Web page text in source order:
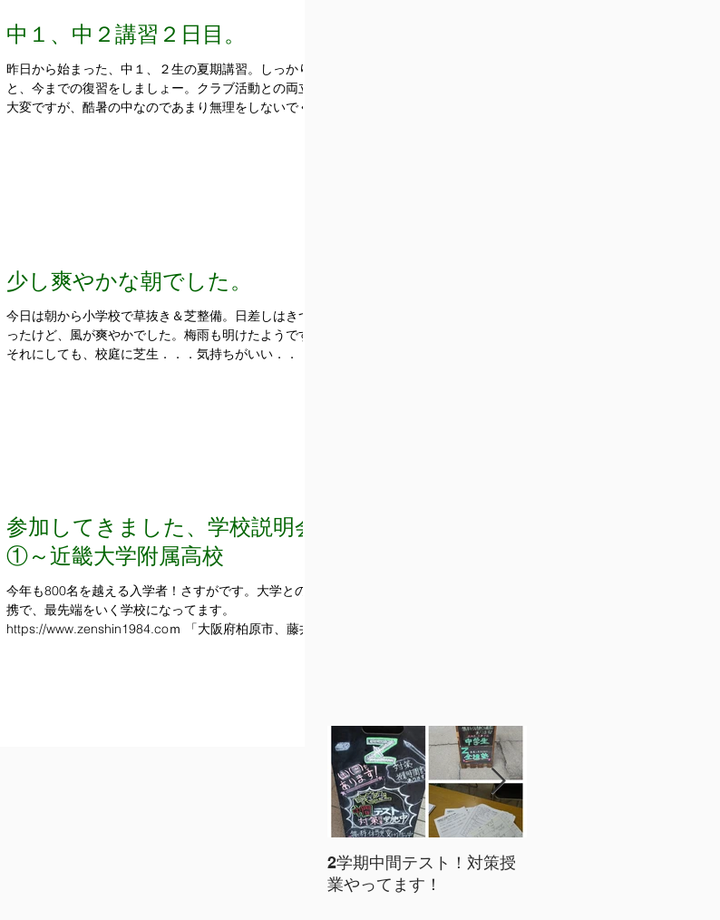
中１、中２講習２日目。
昨日から始まった、中１、２生の夏期講習。しっかり
と、今までの復習をしましょー。クラブ活動との両立は
大変ですが、酷暑の中なのであまり無理をしないでくだ
少し爽やかな朝でした。
今日は朝から小学校で草抜き＆芝整備。日差しはきつか
ったけど、風が爽やかでした。梅雨も明けたようです。
それにしても、校庭に芝生．．．気持ちがいい．．．
参加してきました、学校説明会
①～近畿大学附属高校
今年も800名を越える入学者！さすがです。大学との連
携で、最先端をいく学校になってます。
https://www.zenshin1984.coｍ 「大阪府柏原市、藤井寺
2学期中間テスト！対策授
業やってます！